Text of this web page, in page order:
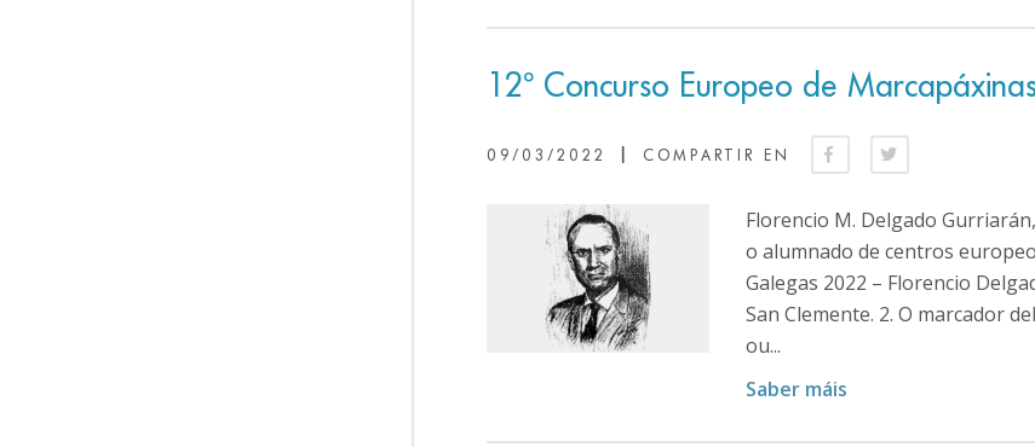
12º Concurso Europeo de
09/03/2022 COMPARTIR EN
Florencio M. Delgado
o alumnado de centros
Galegas 2022 – Florencio
San Clemente. 2. O marcador
ou...
Saber máis